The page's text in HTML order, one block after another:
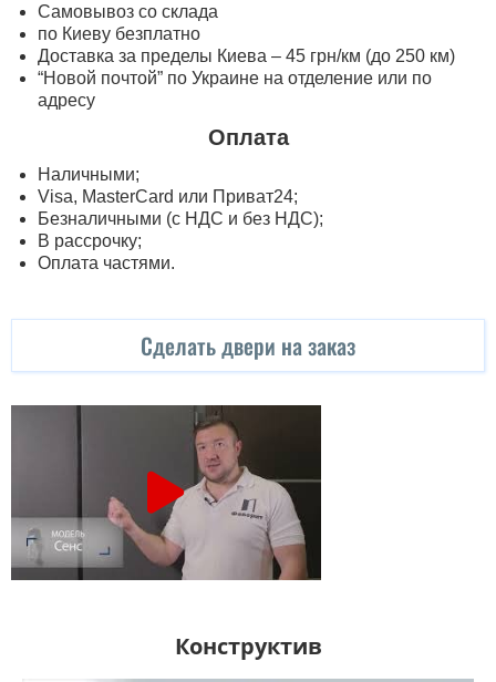
Самовывоз со склада
по Киеву безплатно
Доставка за пределы Киева – 45 грн/км (до 250 км)
“Новой почтой” по Украине на отделение или по
адресу
Оплата
Наличными;
Visa, MasterСard или Приват24;
Безналичными (с НДС и без НДС);
В рассрочку;
Оплата частями.
Сделать двери на заказ
Конструктив